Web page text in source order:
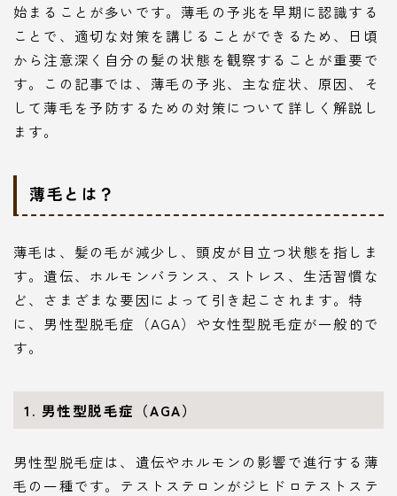
始まることが多いです。薄毛の予兆を早期に認識する
ことで、適切な対策を講じることができるため、日頃
から注意深く自分の髪の状態を観察することが重要で
す。この記事では、薄毛の予兆、主な症状、原因、そ
して薄毛を予防するための対策について詳しく解説し
ます。
薄毛とは？
薄毛は、髪の毛が減少し、頭皮が目立つ状態を指しま
す。遺伝、ホルモンバランス、ストレス、生活習慣な
ど、さまざまな要因によって引き起こされます。特
に、男性型脱毛症（AGA）や女性型脱毛症が一般的で
す。
1. 男性型脱毛症（AGA）
男性型脱毛症は、遺伝やホルモンの影響で進行する薄
毛の一種です。テストステロンがジヒドロテストステ